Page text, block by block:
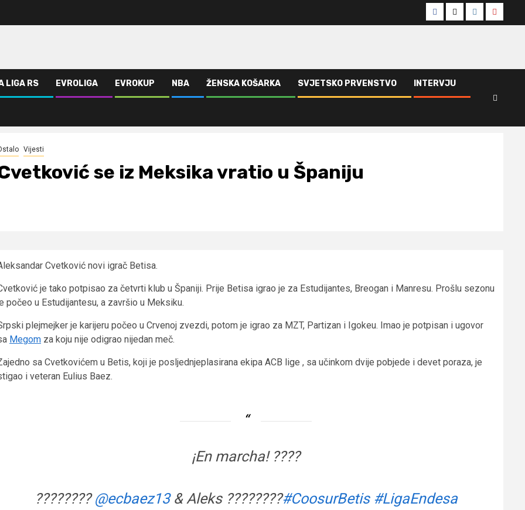
Facebook
TwitterInstagram
LIGA RS EVROLIGA EVROKUP NBA ŽENSKA KOŠARKA SVJETSKO PRVENSTVO INTERVJU
Vijesti
se iz Meksika vratio u Španiju
Cvetković novi igrač Betisa.
je tako potpisao za četvrti klub u Španiji. Prije Betisa igrao je za Estudijantes, Breogan i Manresu. Prošlu sezonu
počeo u Estudijantesu, a završio u Meksiku.
plejmejker je karijeru počeo u Crvenoj zvezdi, potom je igrao za MZT, Partizan i Igokeu. Imao je potpisan i ugovor
Megom za koju nije odigrao nijedan meč.
sa Cvetkovićem u Betis, koji je posljednjeplasirana ekipa ACB lige , sa učinkom dvije pobjede i devet poraza, je
i veteran Eulius Baez.
¡En marcha! ????
????????@ecbaez13& Aleks ????????#CoosurBetis #LigaEndesa